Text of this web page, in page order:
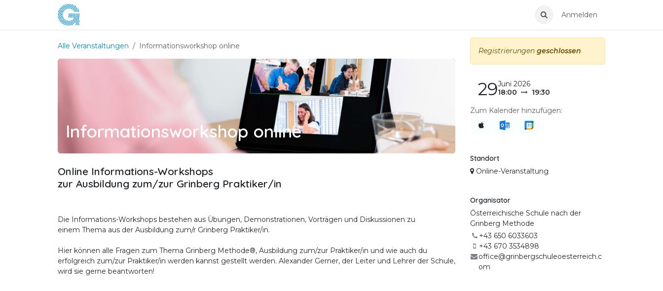
Zum Inhalt springen
Anmelden
Alle Veranstaltungen Informationsworkshop online
Informationsworkshop online
Online Informations-Workshops
zur Ausbildung zum/zur Grinberg Praktiker/in
Die Informations-Workshops bestehen aus Übungen, Demonstrationen, Vorträgen und Diskussionen zu
einem Thema aus der Ausbildung zum/r Grinberg Praktiker/in.
Hier können alle Fragen zum Thema Grinberg Methode®, Ausbildung zum/zur Praktiker/in und wie auch du
erfolgreich zum/zur Praktiker/in werden kannst gestellt werden. Alexander Gerner, der Leiter und Lehrer der Schule,
wird sie gerne beantworten!
Registrierungen geschlossen
29Juni 2026
18:00
19:30
Zum Kalender hinzufügen:
Standort
Online-Veranstaltung
Organisator
Österreichische Schule nach der
Grinberg Methode
+43 650 6033603
+43 670 3534898
office@grinbergschuleoesterreich.c
om